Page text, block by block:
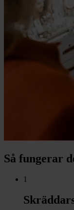
Så fungerar
1